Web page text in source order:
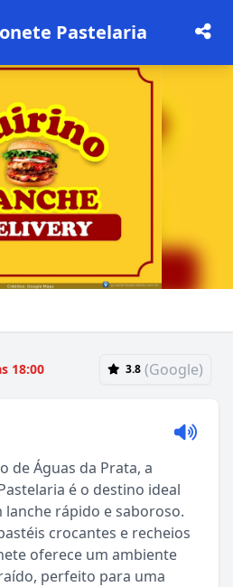
Pastelaria
18:00 3.8 (Google)
de Águas da Prata, a
é o destino ideal
rápido e saboroso.
crocantes e recheios
oferece um ambiente
perfeito para uma